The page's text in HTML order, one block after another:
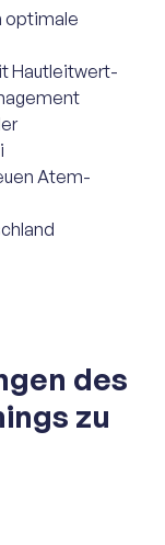
optimale
Hautleitwert-
Atem-
des
zu